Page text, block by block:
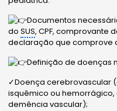
Documentos
doSUS, CPF, comprovante
declaração que comprove
Definição de doenças
✓Doença cerebrovascular
isquêmico ou
demência vascular);